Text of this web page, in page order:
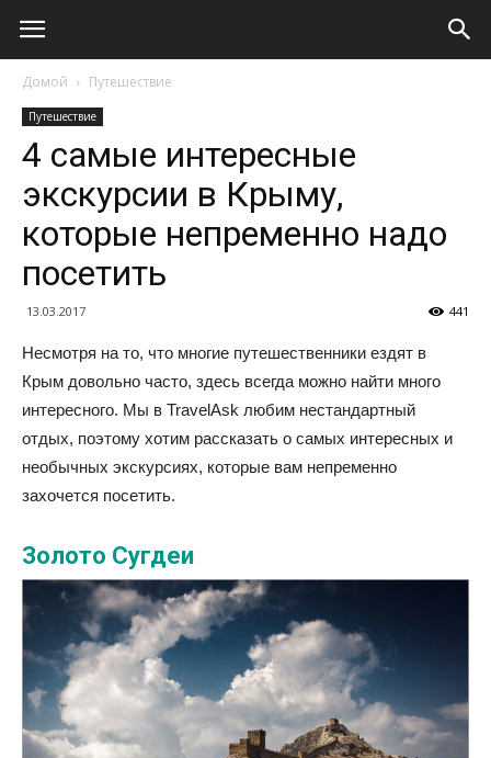
Домой Путешествие
Путешествие
4 самые интересные
экскурсии в Крыму,
которые непременно надо
посетить
13.03.2017 441
Несмотря на то, что многие путешественники ездят в
Крым довольно часто, здесь всегда можно найти много
интересного. Мы в TravelAsk любим нестандартный
отдых, поэтому хотим рассказать о самых интересных и
необычных экскурсиях, которые вам непременно
захочется посетить.
Золото Сугдеи